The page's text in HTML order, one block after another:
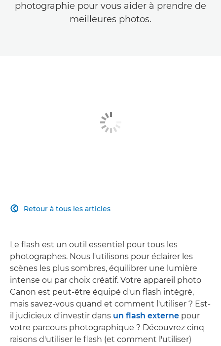
photographie pour vous aider à prendre de
meilleures photos.
Retour à tous les articles

Le flash est un outil essentiel pour tous les
photographes. Nous l'utilisons pour éclairer les
scènes les plus sombres, équilibrer une lumière
intense ou par choix créatif. Votre appareil photo
Canon est peut-être équipé d'un flash intégré,
mais savez-vous quand et comment l'utiliser ? Est-
il judicieux d'investir dans un flash externe pour
votre parcours photographique ? Découvrez cinq
raisons d'utiliser le flash (et comment l'utiliser)